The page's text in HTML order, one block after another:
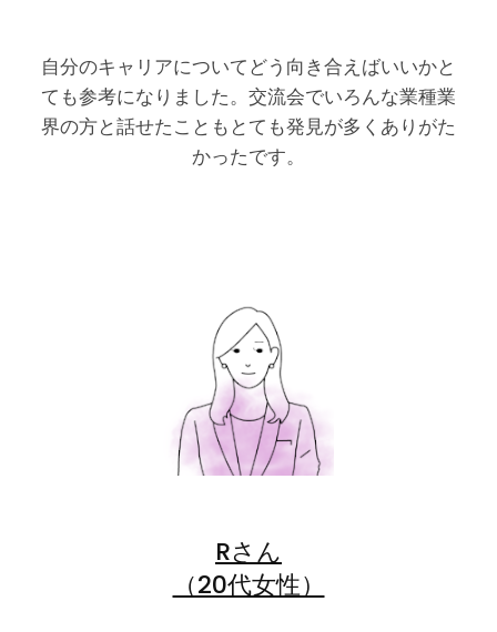
自分のキャリアについてどう向き合えばいいかと
ても参考になりました。交流会でいろんな業種業
界の方と話せたこともとても発見が多くありがた
かったです。
Rさん
（20代女性）